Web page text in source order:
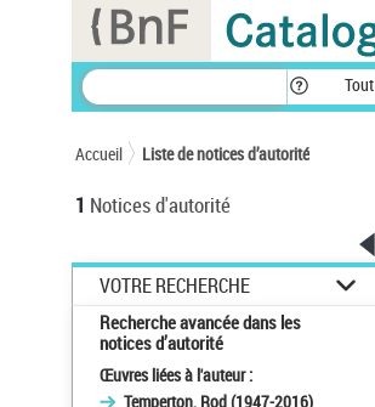
Tout
Accueil Liste de notices d’autorité
1 Notices d'autorité
VOTRE RECHERCHE
Recherche avancée dans les
notices d’autorité
Œuvres liées à l'auteur :
Temperton, Rod (1947-2016)
Panneau de gestion des cookies